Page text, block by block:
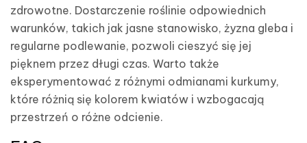
zdrowotne. Dostarczenie roślinie odpowiednich
warunków, takich jak jasne stanowisko, żyzna gleba i
regularne podlewanie, pozwoli cieszyć się jej
pięknem przez długi czas. Warto także
eksperymentować z różnymi odmianami kurkumy,
które różnią się kolorem kwiatów i wzbogacają
przestrzeń o różne odcienie.